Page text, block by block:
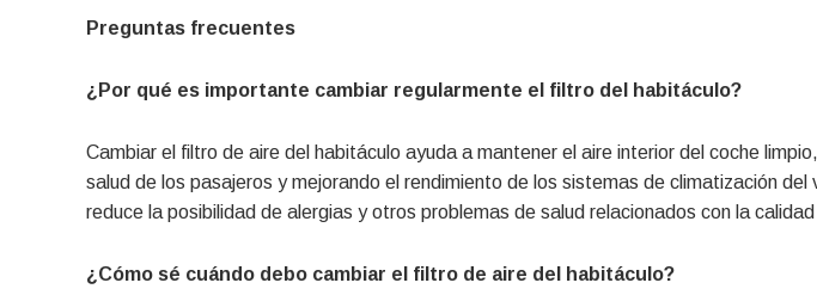
Preguntas frecuentes
¿Por qué es importante cambiar regularmente el filtro del habitáculo?
Cambiar el filtro de aire del habitáculo ayuda a mantener el aire interior del coche
salud de los pasajeros y mejorando el rendimiento de los sistemas de climatización del
reduce la posibilidad de alergias y otros problemas de salud relacionados con la
¿Cómo sé cuándo debo cambiar el filtro de aire del habitáculo?